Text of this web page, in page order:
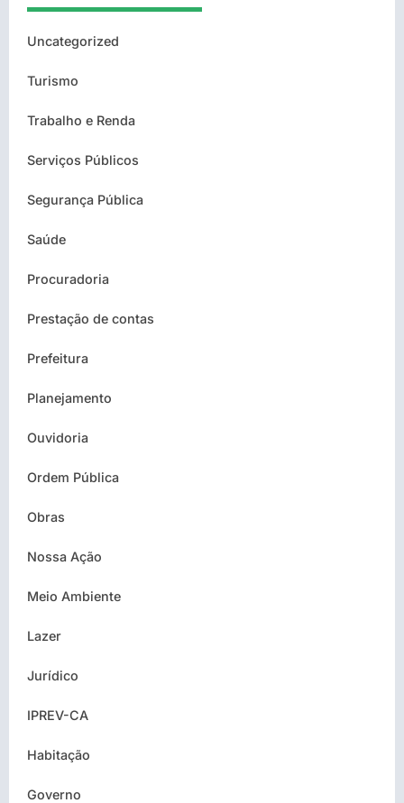
Uncategorized
Turismo
Trabalho e Renda
Serviços Públicos
Segurança Pública
Saúde
Procuradoria
Prestação de contas
Prefeitura
Planejamento
Ouvidoria
Ordem Pública
Obras
Nossa Ação
Meio Ambiente
Lazer
Jurídico
IPREV-CA
Habitação
Governo